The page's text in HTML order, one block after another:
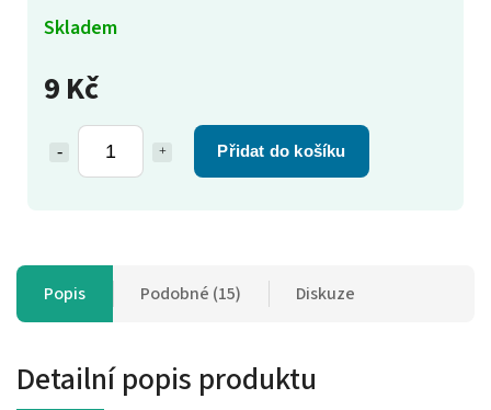
9 Kč
Přidat do košíku
Skladem
Popis Podobné (15) Diskuze
Detailní popis produktu